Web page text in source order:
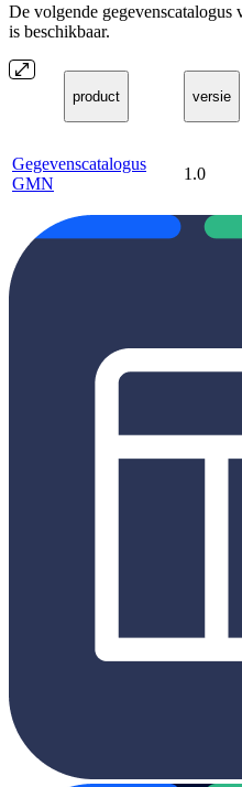
De volgende
is beschikbaar.
product versie
Gegevenscatalogus
GMN
1.0